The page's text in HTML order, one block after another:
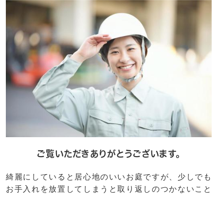
ご覧いただきありがとうございます。
綺麗にしていると居心地のいいお庭ですが、少しでも
お手入れを放置してしまうと取り返しのつかないこと